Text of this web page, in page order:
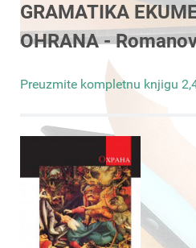
GRAMATIKA
OHRANA -
Preuzmite kompletnu knjigu